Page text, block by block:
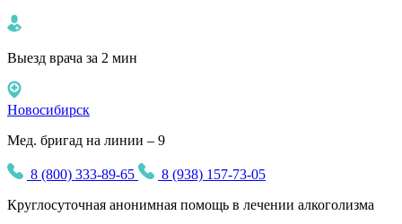
Выезд врача за 2 мин
Новосибирск
Мед. бригад на линии – 9
8 (800) 333-89-65
8 (938) 157-73-05
Круглосуточная анонимная помощь в лечении алкоголизма